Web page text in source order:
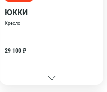
ЮККИ
Кресло
29 100 ₽